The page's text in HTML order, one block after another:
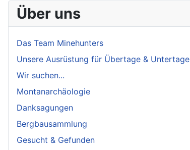
Über uns
Das Team Minehunters
Unsere Ausrüstung für Übertage & Untertage
Wir suchen...
Montanarchäologie
Danksagungen
Bergbausammlung
Gesucht & Gefunden